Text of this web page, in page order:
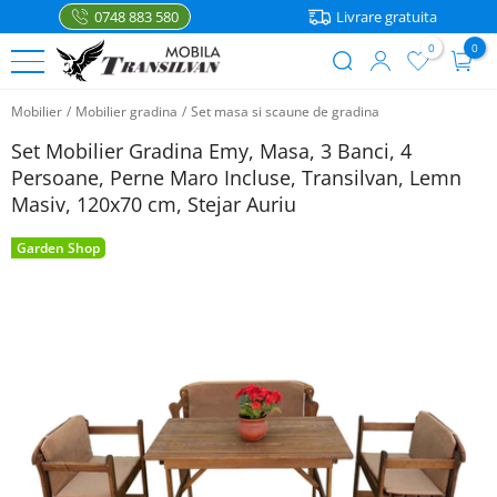
la
conținutul
principal
0748 883 580 Livrare gratuita
account
menu
0 0
Mobilier / Mobilier gradina / Set masa si scaune de gradina
Set Mobilier Gradina Emy, Masa, 3 Banci, 4
Persoane, Perne Maro Incluse, Transilvan, Lemn
Masiv, 120x70 cm, Stejar Auriu
Garden Shop
PATURI
de
o
persoana
Paturi
pentru
copii
MOBILIER
Coltare
bucatarie
Cutii
ACCESORII
Lenjerii
Articole
WhatsApp